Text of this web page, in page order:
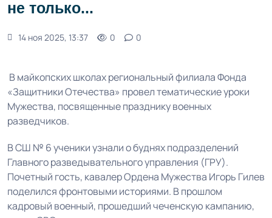
не только...
14 ноя 2025, 13:37 0 0
В майкопских школах региональный филиала Фонда
«Защитники Отечества» провел тематические уроки
Мужества, посвященные празднику военных
разведчиков.
В СШ № 6 ученики узнали о буднях подразделений
Главного разведывательного управления (ГРУ).
Почетный гость, кавалер Ордена Мужества Игорь Гилев
поделился фронтовыми историями. В прошлом
кадровый военный, прошедший чеченскую кампанию,